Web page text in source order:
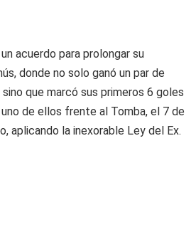
acuerdo para prolongar su
donde no solo ganó un par de
que marcó sus primeros 6 goles
de ellos frente al Tomba, el 7 de
aplicando la inexorable Ley del Ex.